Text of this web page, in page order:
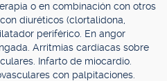
o en combinación con otros
diuréticos (clortalidona,
periférico. En angor
Arritmias cardíacas sobre
Infarto de miocardio.
con palpitaciones.